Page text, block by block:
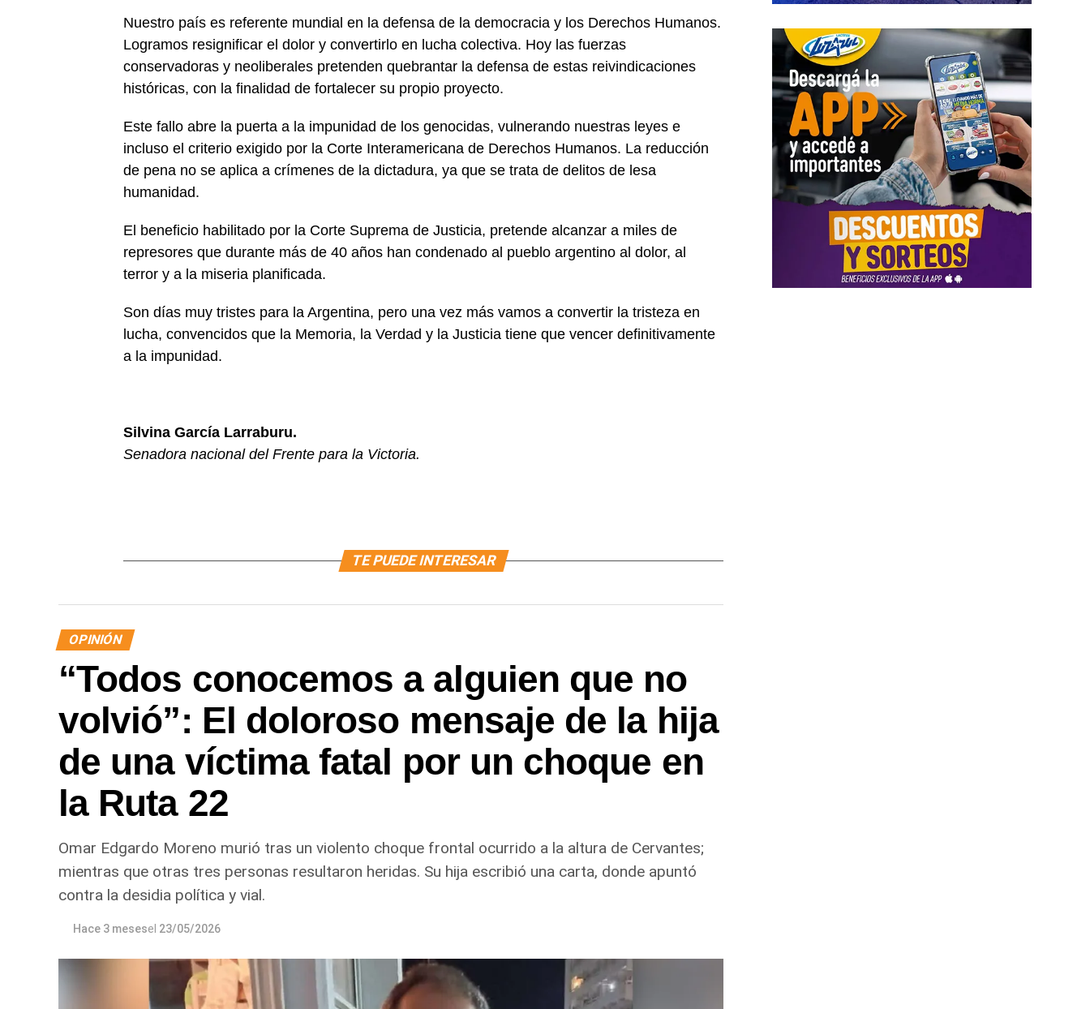
Nuestro país es referente mundial en la defensa de la democracia y los Derechos Humanos.
Logramos resignificar el dolor y convertirlo en lucha colectiva. Hoy las fuerzas
conservadoras y neoliberales pretenden quebrantar la defensa de estas reivindicaciones
históricas, con la finalidad de fortalecer su propio proyecto.
Este fallo abre la puerta a la impunidad de los genocidas, vulnerando nuestras leyes e
incluso el criterio exigido por la Corte Interamericana de Derechos Humanos. La reducción
de pena no se aplica a crímenes de la dictadura, ya que se trata de delitos de lesa
humanidad.
El beneficio habilitado por la Corte Suprema de Justicia, pretende alcanzar a miles de
represores que durante más de 40 años han condenado al pueblo argentino al dolor, al
terror y a la miseria planificada.
Son días muy tristes para la Argentina, pero una vez más vamos a convertir la tristeza en
lucha, convencidos que la Memoria, la Verdad y la Justicia tiene que vencer definitivamente
a la impunidad.
Silvina García Larraburu.
Senadora nacional del Frente para la Victoria.
TE PUEDE INTERESAR
OPINIÓN
“Todos conocemos a alguien que no
volvió”: El doloroso mensaje de la hija
de una víctima fatal por un choque en
la Ruta 22
Omar Edgardo Moreno murió tras un violento choque frontal ocurrido a la altura de Cervantes;
mientras que otras tres personas resultaron heridas. Su hija escribió una carta, donde apuntó
contra la desidia política y vial.
Hace 3 mesesel 23/05/2026